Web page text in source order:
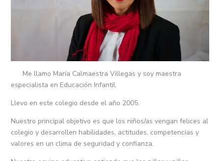
Me llamo María Calmaestra Villegas y soy maestra
especialista en Educación Infantil.
Llevo en este colegio desde el año 2005.
Nuestro principal objetivo es que los niños/as vengan felices al
colegio y desarrollen habilidades, actitudes, competencias y
valores en un clima de seguridad y confianza.